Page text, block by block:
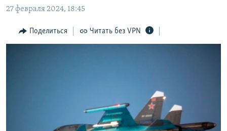
Вернутся
поиску
ИНТЕРАКТИВ
ИНФОГРАФИКА
ПОБЕДИТЕЛЕЙ НЕ СУДЯТ?
КРЫМ.НЕПОКОРЕННЫЙ
РАДІО СВОБОДА
КАК ОБОЙТИ БЛОКИРОВКУ
27 февраля 2024, 18:45
Поделиться Читать без VPN